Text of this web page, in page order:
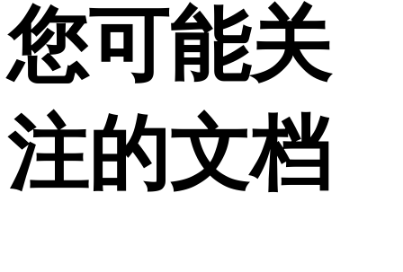
您可能关
注的文档